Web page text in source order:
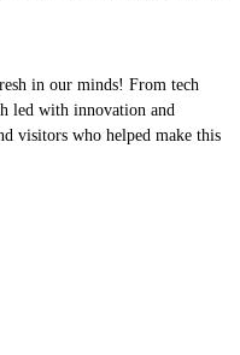
in our minds! From tech
led with innovation and
visitors who helped make this